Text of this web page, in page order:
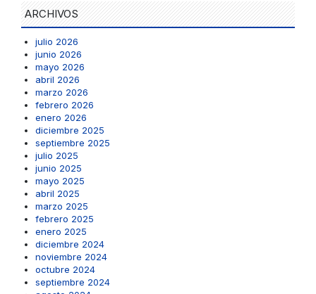
ARCHIVOS
julio 2026
junio 2026
mayo 2026
abril 2026
marzo 2026
febrero 2026
enero 2026
diciembre 2025
septiembre 2025
julio 2025
junio 2025
mayo 2025
abril 2025
marzo 2025
febrero 2025
enero 2025
diciembre 2024
noviembre 2024
octubre 2024
septiembre 2024